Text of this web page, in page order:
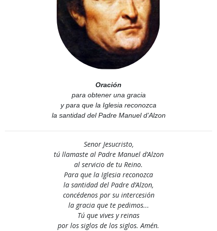
Oración
para obtener una gracia
y para que la Iglesia reconozca
la santidad del Padre Manuel d’Alzon
Senor Jesucristo,
tú llamaste al Padre Manuel d’Alzon
al servicio de tu Reino.
Para que la Iglesia reconozca
la santidad del Padre d’Alzon,
concédenos por su intercesión
la gracia que te pedimos...
Tú que vives y reinas
por los siglos de los siglos. Amén.